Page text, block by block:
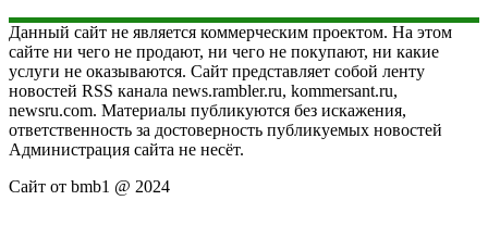
Данный сайт не является коммерческим проектом. На этом
сайте ни чего не продают, ни чего не покупают, ни какие
услуги не оказываются. Сайт представляет собой ленту
новостей RSS канала news.rambler.ru, kommersant.ru,
newsru.com. Материалы публикуются без искажения,
ответственность за достоверность публикуемых новостей
Администрация сайта не несёт.
Сайт от bmb1 @ 2024